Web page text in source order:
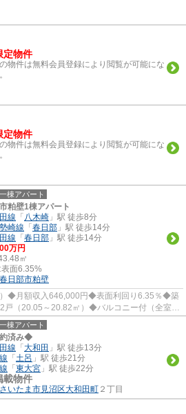
定物件
物件は無料会員登録により閲覧が可能にな
定物件
物件は無料会員登録により閲覧が可能にな
棟アパート
粕壁1棟アパート
線 「 八木崎 」駅 徒歩8分
崎線 「春日部 」駅 徒歩14分
線 「春日部 」駅 徒歩14分
万円
㎡
表面6.35%
春日部市粕壁
◆月額収入646,000円◆表面利回り6.35％◆築
（20.05～20.82㎡）◆バルコニー付（全室）
棟アパート
済み◆
線 「大和田 」駅 徒歩13分
「土呂 」駅 徒歩21分
「東大宮 」駅 徒歩22分
載物件
さいたま市見沼区大和田町 ２丁目